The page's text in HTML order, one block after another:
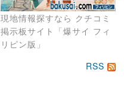
現地情報探すなら クチコミ
掲示板サイト「爆サイ フィ
リピン版」
RSS